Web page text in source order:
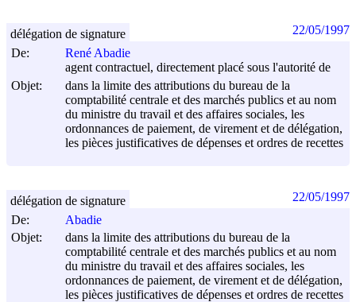
De:
René Abadie
agent contractuel, directement placé sous l'autorité de
Objet:
dans la limite des attributions du bureau de la
comptabilité centrale et des marchés publics et au nom
du ministre du travail et des affaires sociales, les
ordonnances de paiement, de virement et de délégation,
les pièces justificatives de dépenses et ordres de recettes
délégation de signature 22/05/1997
De:
Abadie
Objet:
dans la limite des attributions du bureau de la
comptabilité centrale et des marchés publics et au nom
du ministre du travail et des affaires sociales, les
ordonnances de paiement, de virement et de délégation,
les pièces justificatives de dépenses et ordres de recettes
délégation de signature 22/05/1997